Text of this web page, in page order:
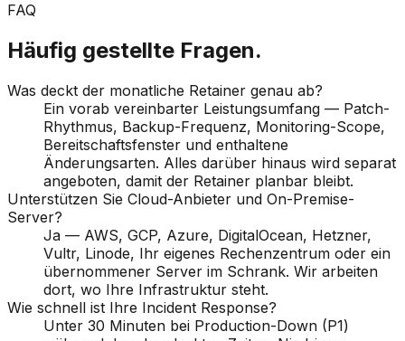
FAQ
Häufig gestellte Fragen.
Was deckt der monatliche Retainer genau ab?
Ein vorab vereinbarter Leistungsumfang — Patch-
Rhythmus, Backup-Frequenz, Monitoring-Scope,
Bereitschaftsfenster und enthaltene
Änderungsarten. Alles darüber hinaus wird separat
angeboten, damit der Retainer planbar bleibt.
Unterstützen Sie Cloud-Anbieter und On-Premise-
Server?
Ja — AWS, GCP, Azure, DigitalOcean, Hetzner,
Vultr, Linode, Ihr eigenes Rechenzentrum oder ein
übernommener Server im Schrank. Wir arbeiten
dort, wo Ihre Infrastruktur steht.
Wie schnell ist Ihre Incident Response?
Unter 30 Minuten bei Production-Down (P1)